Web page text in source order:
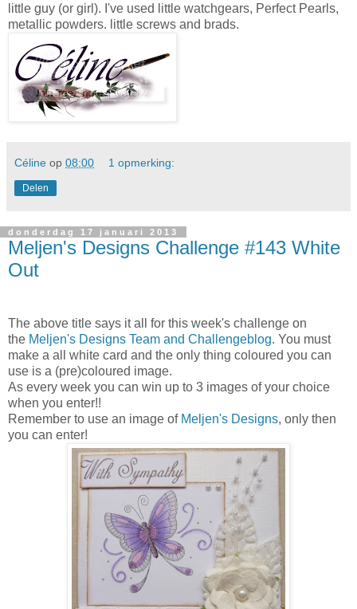
little guy (or girl). I've used little watchgears, Perfect Pearls,
metallic powders. little screws and brads.
Céline op 08:00 1 opmerking:
Delen
donderdag 17 januari 2013
Meljen's Designs Challenge #143 White
Out
The above title says it all for this week's challenge on
the Meljen's Designs Team and Challengeblog. You must
make a all white card and the only thing coloured you can
use is a (pre)coloured image.
As every week you can win up to 3 images of your choice
when you enter!!
Remember to use an image of Meljen's Designs, only then
you can enter!